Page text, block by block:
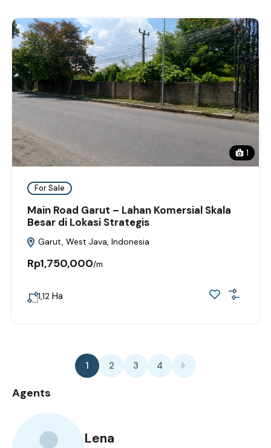
1
For Sale
Main Road Garut – Lahan Komersial Skala
Besar di Lokasi Strategis
Garut, West Java, Indonesia
Rp1,750,000/m
1,12 Ha
1 2 3 4
Agents
Lena